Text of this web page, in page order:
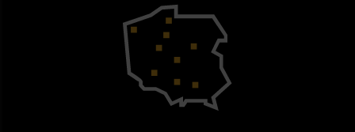
Plecak ewakuacyjny preppersa